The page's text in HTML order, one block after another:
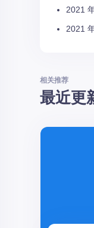
2021
2021
相关推荐
最近更